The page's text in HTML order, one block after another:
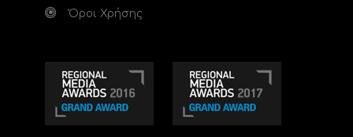
Όροι Χρήσης